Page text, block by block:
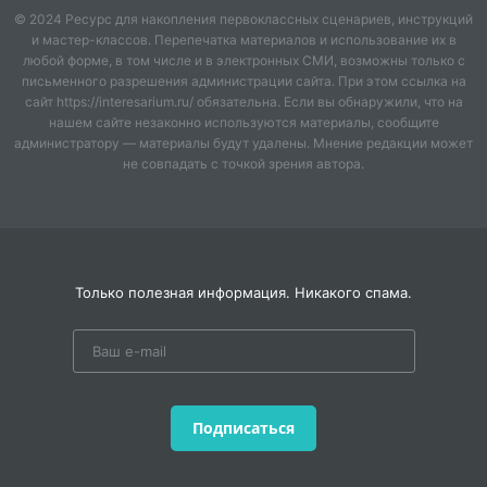
понятен.
4. Предлагайте информацию в различном виде
(рисунок, таблица, схема и т.д). Для ребенка с
задержкой психического развития трудно даётся
понимание на слух без наглядности, потому что им
трудно опирировать абстрактными математическими
психического развития важно обучение без
принуждения, основанное на интересе, успехе,
доверии, рефлексии изученного. Важно, чтобы
обучающиеся через выполнение доступных по темпу
и характеру, поверили в свои возможности,
испытали чувство успеха, которое должно стать
сильнейшим мотивом, вызывающим желание
© 2024 Ресурс для накопления первоклассных сценариев, инструкций
и мастер-классов. Перепечатка материалов и использование их в
любой форме, в том числе и в электронных СМИ, возможны только с
письменного разрешения администрации сайта. При этом ссылка на
сайт https://interesarium.ru/ обязательна. Если вы обнаружили, что на
нашем сайте незаконно используются материалы, сообщите
администратору — материалы будут удалены. Мнение редакции может
не совпадать с точкой зрения автора.
Только полезная информация. Никакого спама.
Подписаться